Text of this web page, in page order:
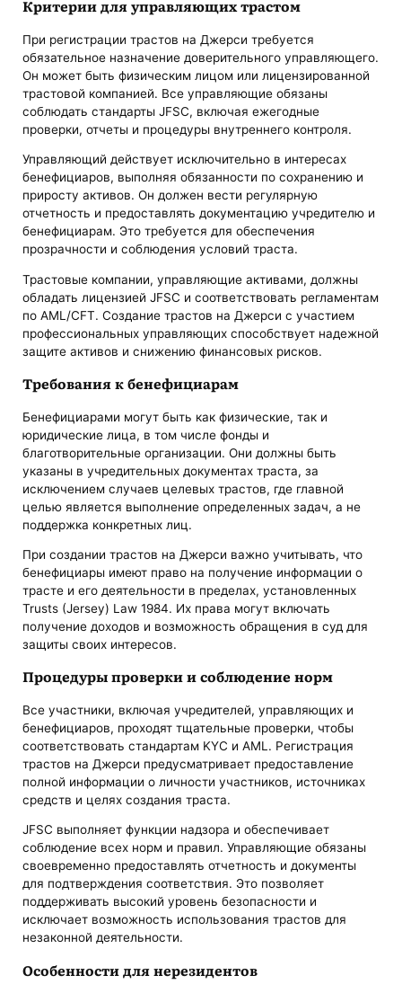
Критерии для управляющих трастом
При регистрации трастов на Джерси требуется
обязательное назначение доверительного управляющего.
Он может быть физическим лицом или лицензированной
трастовой компанией. Все управляющие обязаны
соблюдать стандарты JFSC, включая ежегодные
проверки, отчеты и процедуры внутреннего контроля.
Управляющий действует исключительно в интересах
бенефициаров, выполняя обязанности по сохранению и
приросту активов. Он должен вести регулярную
отчетность и предоставлять документацию учредителю и
бенефициарам. Это требуется для обеспечения
прозрачности и соблюдения условий траста.
Трастовые компании, управляющие активами, должны
обладать лицензией JFSC и соответствовать регламентам
по AML/CFT. Создание трастов на Джерси с участием
профессиональных управляющих способствует надежной
защите активов и снижению финансовых рисков.
Требования к бенефициарам
Бенефициарами могут быть как физические, так и
юридические лица, в том числе фонды и
благотворительные организации. Они должны быть
указаны в учредительных документах траста, за
исключением случаев целевых трастов, где главной
целью является выполнение определенных задач, а не
поддержка конкретных лиц.
При создании трастов на Джерси важно учитывать, что
бенефициары имеют право на получение информации о
трасте и его деятельности в пределах, установленных
Trusts (Jersey) Law 1984. Их права могут включать
получение доходов и возможность обращения в суд для
защиты своих интересов.
Процедуры проверки и соблюдение норм
Все участники, включая учредителей, управляющих и
бенефициаров, проходят тщательные проверки, чтобы
соответствовать стандартам KYC и AML. Регистрация
трастов на Джерси предусматривает предоставление
полной информации о личности участников, источниках
средств и целях создания траста.
JFSC выполняет функции надзора и обеспечивает
соблюдение всех норм и правил. Управляющие обязаны
своевременно предоставлять отчетность и документы
для подтверждения соответствия. Это позволяет
поддерживать высокий уровень безопасности и
исключает возможность использования трастов для
незаконной деятельности.
Особенности для нерезидентов